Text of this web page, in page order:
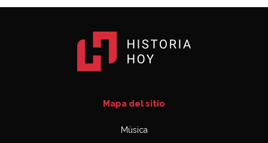
Mapa del sitio
Música